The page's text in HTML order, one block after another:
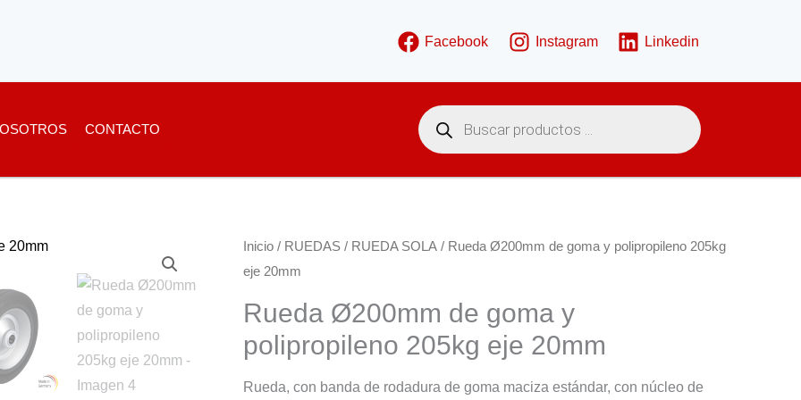
Facebook Instagram Linkedin
CONTACTO
B
ú
s
e
e
p
u
c
t
o
Inicio / RUEDAS / RUEDA SOLA / Rueda Ø200mm de goma y polipropileno 205kg
eje 20mm
Rueda Ø200mm de goma y
polipropileno 205kg eje 20mm
Rueda, con banda de rodadura de goma maciza estándar, con núcleo de